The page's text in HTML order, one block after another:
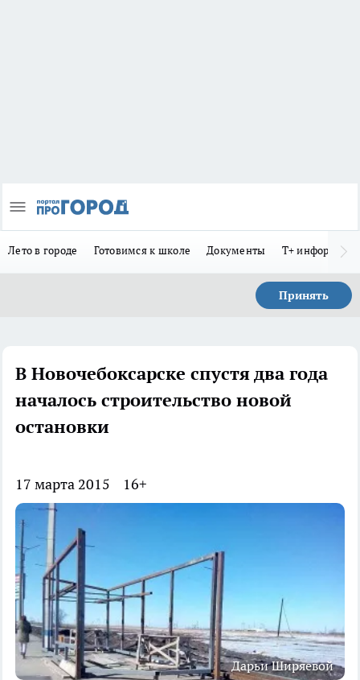
Лето в городе Готовимся к школе Документы Т+
Принять
В Новочебоксарске спустя два года
началось строительство новой
остановки
17 марта 2015 16+
Дарьи Ширяевой